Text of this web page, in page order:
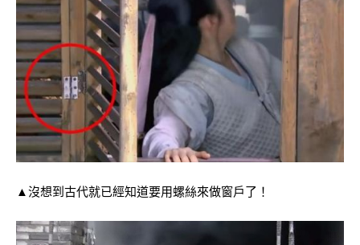
▲沒想到古代就已經知道要用螺絲來做窗戶了！